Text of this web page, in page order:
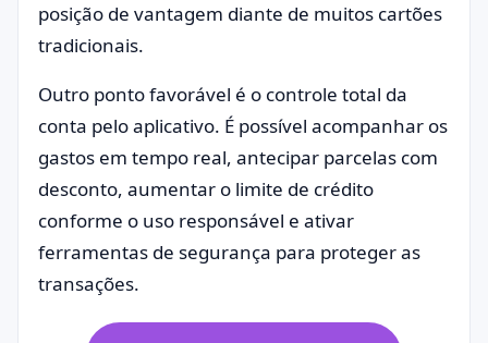
posição de vantagem diante de muitos cartões
tradicionais.
Outro ponto favorável é o controle total da
conta pelo aplicativo. É possível acompanhar os
gastos em tempo real, antecipar parcelas com
desconto, aumentar o limite de crédito
conforme o uso responsável e ativar
ferramentas de segurança para proteger as
transações.